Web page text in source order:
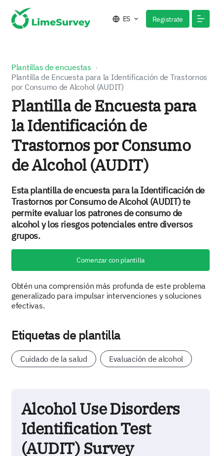
ES Registrate
Plantillas de encuestas
Plantilla de Encuesta para la Identificación de Trastornos
por Consumo de Alcohol (AUDIT)
Plantilla de Encuesta para
la Identificación de
Trastornos por Consumo
de Alcohol (AUDIT)
Esta plantilla de encuesta para la Identificación de
Trastornos por Consumo de Alcohol (AUDIT) te
permite evaluar los patrones de consumo de
alcohol y los riesgos potenciales entre diversos
grupos.
Comenzar con plantilla
Obtén una comprensión más profunda de este problema
generalizado para impulsar intervenciones y soluciones
efectivas.
Etiquetas de plantilla
Cuidado de la salud Evaluación de alcohol
Alcohol Use Disorders
Identification Test
(AUDIT) Survey